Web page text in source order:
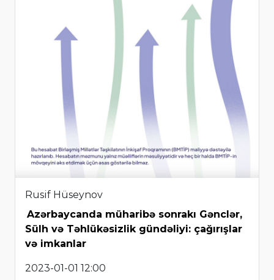
Rusif Hüseynov
Azərbaycanda müharibə sonrakı Gənclər,
Sülh və Təhlükəsizlik gündəliyi: çağırışlar
və imkanlar
2023-01-01 12:00